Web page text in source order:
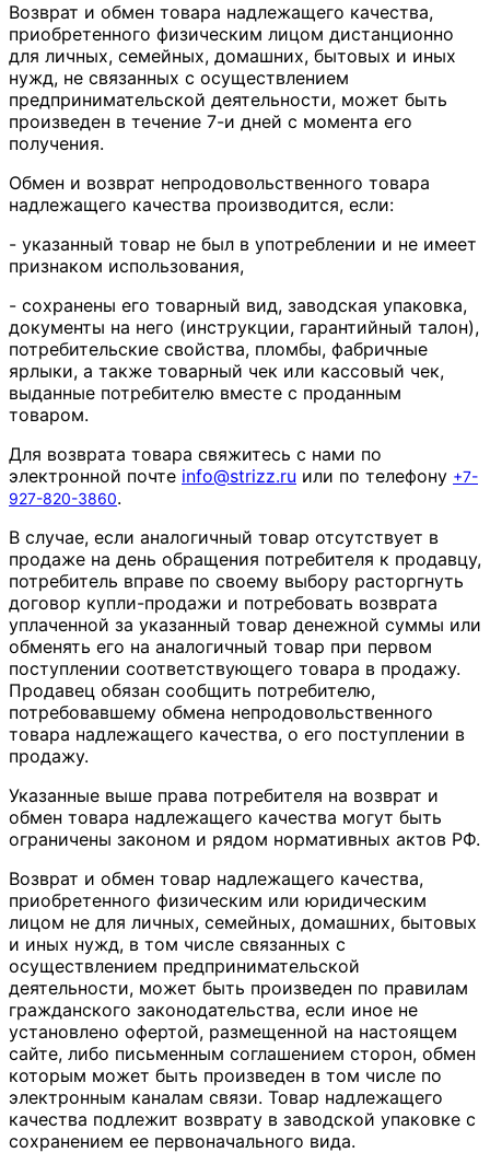
Возврат и обмен товара надлежащего качества,
приобретенного физическим лицом дистанционно
для личных, семейных, домашних, бытовых и иных
нужд, не связанных с осуществлением
предпринимательской деятельности, может быть
произведен в течение 7-и дней с момента его
получения.
Обмен и возврат непродовольственного товара
надлежащего качества производится, если:
- указанный товар не был в употреблении и не имеет
признаком использования,
- сохранены его товарный вид, заводская упаковка,
документы на него (инструкции, гарантийный талон),
потребительские свойства, пломбы, фабричные
ярлыки, а также товарный чек или кассовый чек,
выданные потребителю вместе с проданным
товаром.
Для возврата товара свяжитесь с нами по
электронной почте info@strizz.ru или по телефону +7-
927-820-3860.
В случае, если аналогичный товар отсутствует в
продаже на день обращения потребителя к продавцу,
потребитель вправе по своему выбору расторгнуть
договор купли-продажи и потребовать возврата
уплаченной за указанный товар денежной суммы или
обменять его на аналогичный товар при первом
поступлении соответствующего товара в продажу.
Продавец обязан сообщить потребителю,
потребовавшему обмена непродовольственного
товара надлежащего качества, о его поступлении в
продажу.
Указанные выше права потребителя на возврат и
обмен товара надлежащего качества могут быть
ограничены законом и рядом нормативных актов РФ.
Возврат и обмен товар надлежащего качества,
приобретенного физическим или юридическим
лицом не для личных, семейных, домашних, бытовых
и иных нужд, в том числе связанных с
осуществлением предпринимательской
деятельности, может быть произведен по правилам
гражданского законодательства, если иное не
установлено офертой, размещенной на настоящем
сайте, либо письменным соглашением сторон, обмен
которым может быть произведен в том числе по
электронным каналам связи. Товар надлежащего
качества подлежит возврату в заводской упаковке с
сохранением ее первоначального вида.